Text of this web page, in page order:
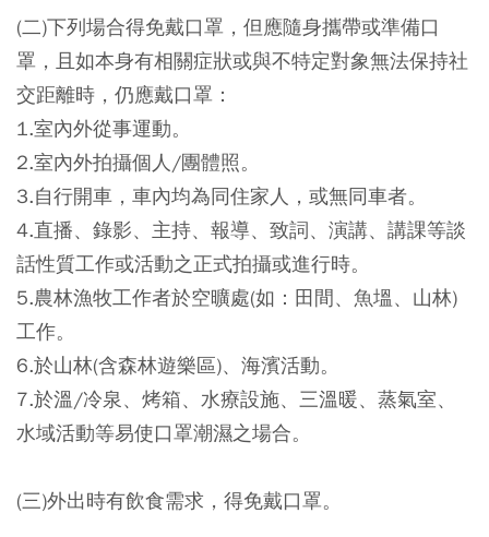
(二)下列場合得免戴口罩，但應隨身攜帶或準備口
罩，且如本身有相關症狀或與不特定對象無法保持社
交距離時，仍應戴口罩：
1.室內外從事運動。
2.室內外拍攝個人/團體照。
3.自行開車，車內均為同住家人，或無同車者。
4.直播、錄影、主持、報導、致詞、演講、講課等談
話性質工作或活動之正式拍攝或進行時。
5.農林漁牧工作者於空曠處(如：田間、魚塭、山林)
工作。
6.於山林(含森林遊樂區)、海濱活動。
7.於溫/冷泉、烤箱、水療設施、三溫暖、蒸氣室、
水域活動等易使口罩潮濕之場合。
(三)外出時有飲食需求，得免戴口罩。